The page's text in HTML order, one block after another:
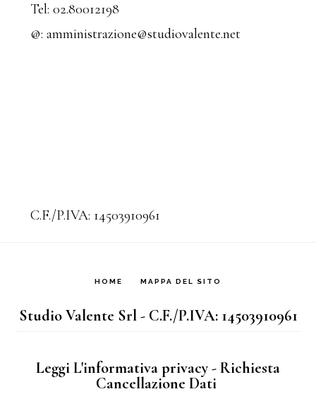
Tel: 02.80012198
@: amministrazione@studiovalente.net
C.F./P.IVA: 14503910961
HOME MAPPA DEL SITO
Studio Valente Srl - C.F./P.IVA: 14503910961
Leggi L'informativa privacy-Richiesta
Cancellazione Dati